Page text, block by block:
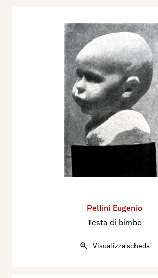
Pellini Eugenio
Testa di bimbo
Visualizza scheda